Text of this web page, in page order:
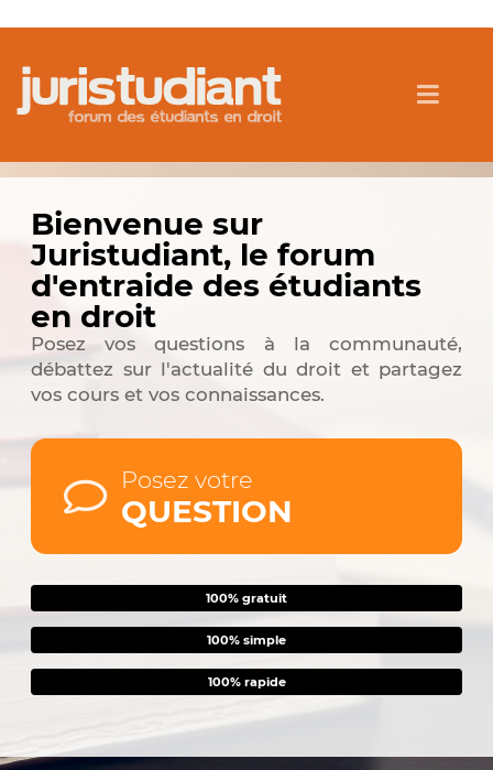
Bienvenue sur
Juristudiant, le forum
d'entraide des étudiants
en droit
Posez vos questions à la communauté,
débattez sur l'actualité du droit et partagez
vos cours et vos connaissances.
Posez votre
QUESTION
100% gratuit
100% simple
100% rapide